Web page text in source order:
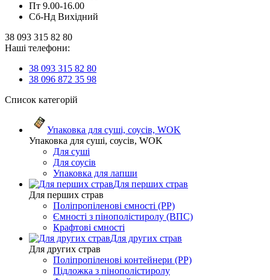
Пт 9.00-16.00
Сб-Нд Вихідний
38 093 315 82 80
Наші телефони:
38 093 315 82 80
38 096 872 35 98
Список категорій
Упаковка для суші, соусів, WOK
Упаковка для суші, соусів, WOK
Для суші
Для соусів
Упаковка для лапши
Для перших страв
Для перших страв
Поліпропіленові ємності (PP)
Ємності з пінополістиролу (ВПС)
Крафтові ємності
Для других страв
Для других страв
Поліпропіленові контейнери (PP)
Підложка з пінополістиролу